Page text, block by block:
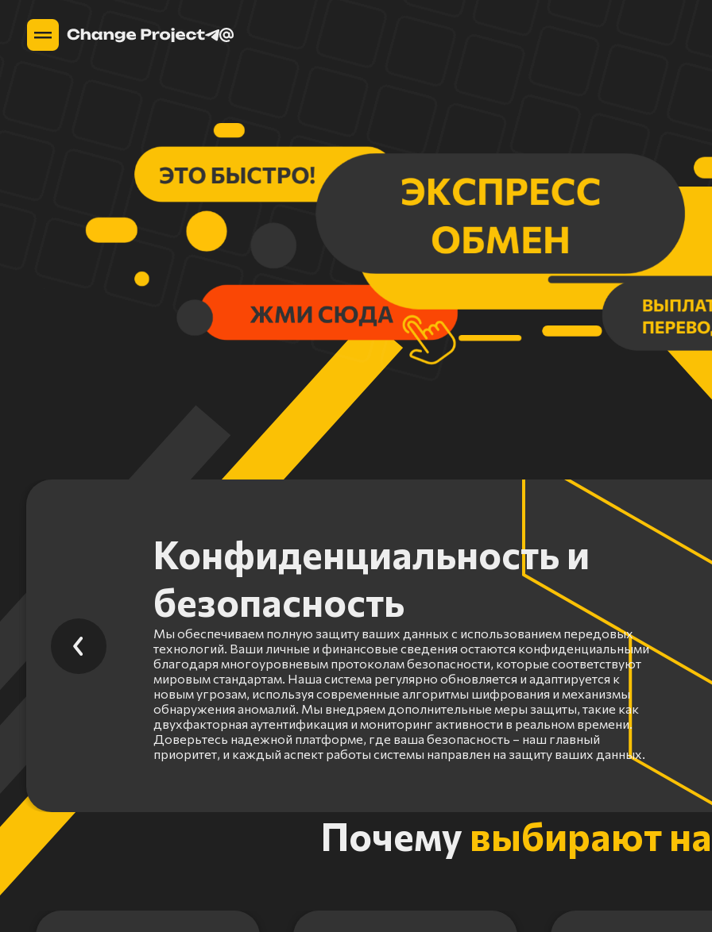
Конфиденциальность и
безопасность
Мы обеспечиваем полную защиту ваших данных с использованием передовых
технологий. Ваши личные и финансовые сведения остаются конфиденциальными
благодаря многоуровневым протоколам безопасности, которые соответствуют
мировым стандартам. Наша система регулярно обновляется и адаптируется к
новым угрозам, используя современные алгоритмы шифрования и механизмы
обнаружения аномалий. Мы внедряем дополнительные меры защиты, такие как
двухфакторная аутентификация и мониторинг активности в реальном времени.
Доверьтесь надежной платформе, где ваша безопасность – наш главный
приоритет, и каждый аспект работы системы направлен на защиту ваших данных.
3
Почему выбирают